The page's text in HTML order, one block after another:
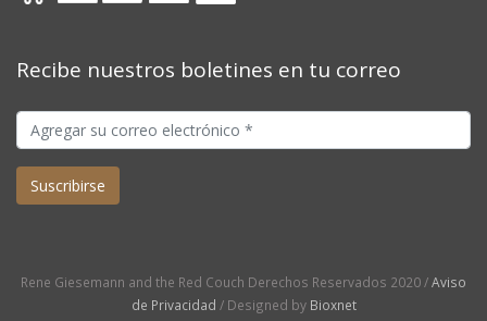
Recibe nuestros boletines en tu correo
Rene Giesemann and the Red Couch Derechos Reservados 2020 /Aviso
de Privacidad / Designed by Bioxnet